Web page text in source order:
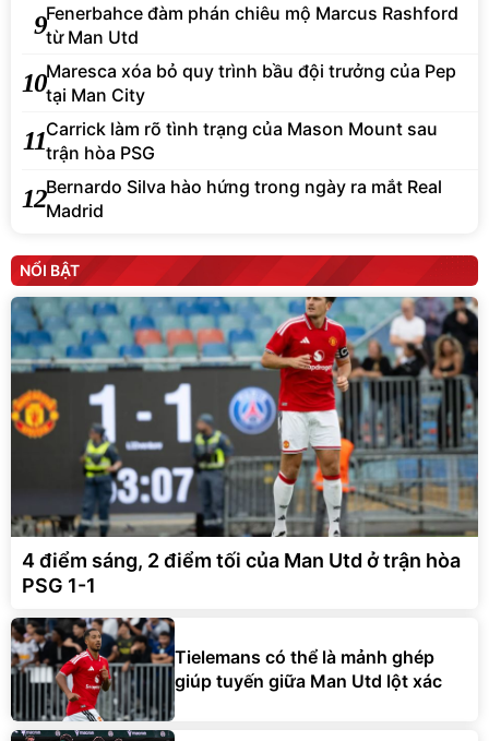
9Fenerbahce đàm phán chiêu mộ Marcus Rashford
từ Man Utd
10Maresca xóa bỏ quy trình bầu đội trưởng của Pep
tại Man City
11Carrick làm rõ tình trạng của Mason Mount sau
trận hòa PSG
12Bernardo Silva hào hứng trong ngày ra mắt Real
Madrid
NỔI BẬT
4 điểm sáng, 2 điểm tối của Man Utd ở trận hòa
PSG 1-1
Tielemans có thể là mảnh ghép
giúp tuyến giữa Man Utd lột xác